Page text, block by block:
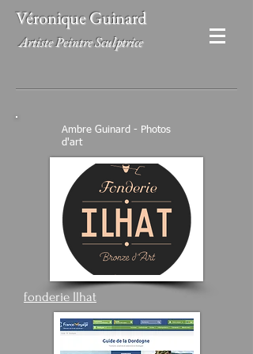
Véronique Guinard
Artiste Peintre Sculptrice
Ambre Guinard - Photos
d'art
fonderie Ilhat